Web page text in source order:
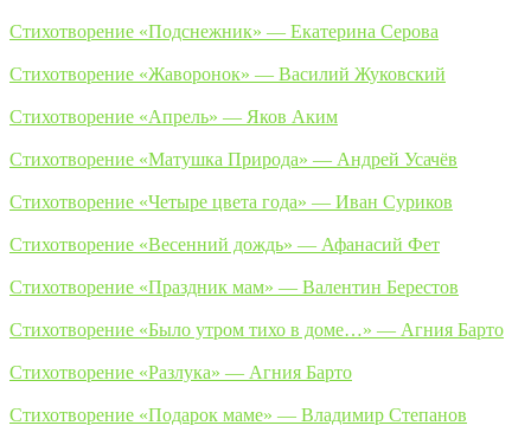
Стихотворение «Подснежник» — Екатерина Серова
Стихотворение «Жаворонок» — Василий Жуковский
Стихотворение «Апрель» — Яков Аким
Стихотворение «Матушка Природа» — Андрей Усачёв
Стихотворение «Четыре цвета года» — Иван Суриков
Стихотворение «Весенний дождь» — Афанасий Фет
Стихотворение «Праздник мам» — Валентин Берестов
Стихотворение «Было утром тихо в доме…» — Агния Барто
Стихотворение «Разлука» — Агния Барто
Стихотворение «Подарок маме» — Владимир Степанов